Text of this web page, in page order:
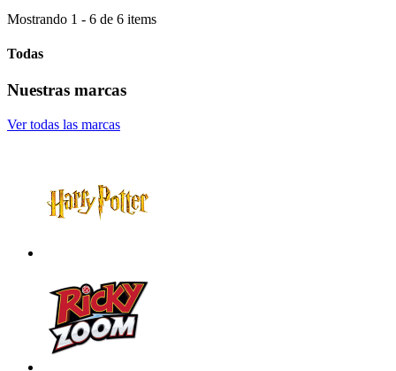
Mostrando 1 - 6 de 6 items
Todas
Nuestras marcas
Ver todas las marcas